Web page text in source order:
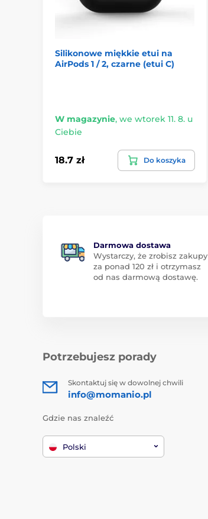
Silikonowe miękkie etui na
AirPods 1 / 2, czarne (etui C)
W magazynie, we wtorek 11. 8. u
Ciebie
18.7 zł Do koszyka
Darmowa dostawa
Wystarczy, że zrobisz zakupy
za ponad 120 zł i otrzymasz
od nas darmową dostawę.
Potrzebujesz porady
Skontaktuj się w dowolnej chwili
info@momanio.pl
Gdzie nas znaleźć
Polski